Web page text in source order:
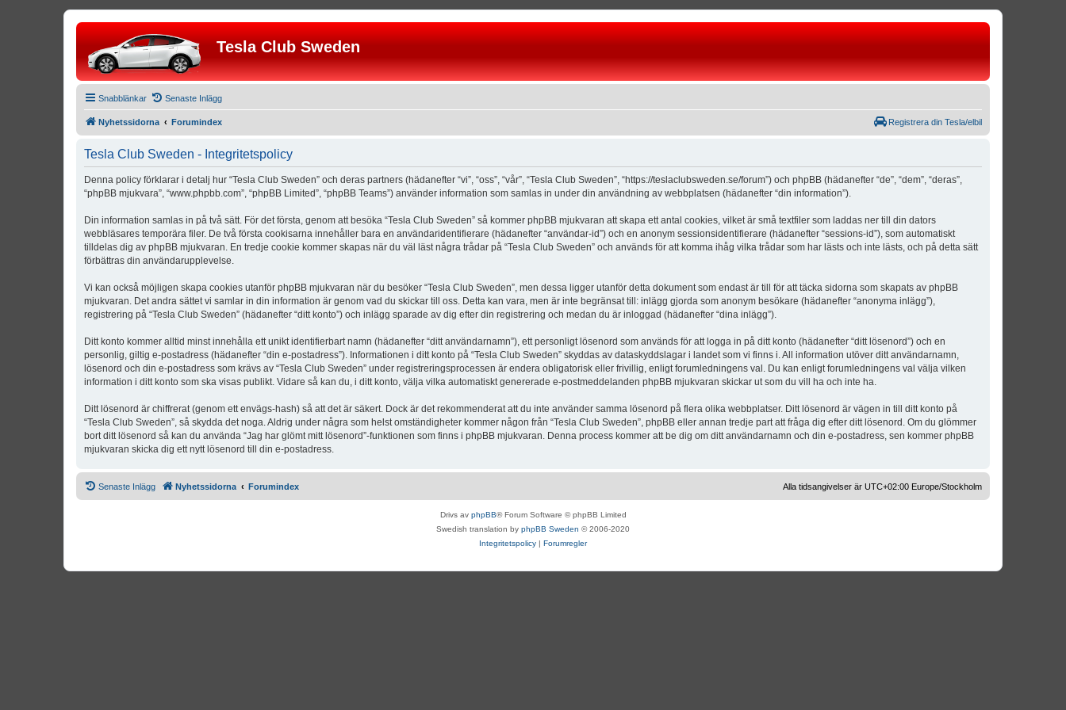
Tesla Club Sweden
Snabblänkar Senaste Inlägg
Nyhetssidorna Forumindex Registrera din Tesla/elbil
Tesla Club Sweden - Integritetspolicy
Denna policy förklarar i detalj hur “Tesla Club Sweden” och deras partners (hädanefter “vi”, “oss”, “vår”, “Tesla Club Sweden”, “https://teslaclubsweden.se/forum”) och phpBB (hädanefter “de”, “dem”, “deras”,
“phpBB mjukvara”, “www.phpbb.com”, “phpBB Limited”, “phpBB Teams”) använder information som samlas in under din användning av webbplatsen (hädanefter “din information”).
Din information samlas in på två sätt. För det första, genom att besöka “Tesla Club Sweden” så kommer phpBB mjukvaran att skapa ett antal cookies, vilket är små textfiler som laddas ner till din dators
webbläsares temporära filer. De två första cookisarna innehåller bara en användaridentifierare (hädanefter “användar-id”) och en anonym sessionsidentifierare (hädanefter “sessions-id”), som automatiskt
tilldelas dig av phpBB mjukvaran. En tredje cookie kommer skapas när du väl läst några trådar på “Tesla Club Sweden” och används för att komma ihåg vilka trådar som har lästs och inte lästs, och på detta sätt
förbättras din användarupplevelse.
Vi kan också möjligen skapa cookies utanför phpBB mjukvaran när du besöker “Tesla Club Sweden”, men dessa ligger utanför detta dokument som endast är till för att täcka sidorna som skapats av phpBB
mjukvaran. Det andra sättet vi samlar in din information är genom vad du skickar till oss. Detta kan vara, men är inte begränsat till: inlägg gjorda som anonym besökare (hädanefter “anonyma inlägg”),
registrering på “Tesla Club Sweden” (hädanefter “ditt konto”) och inlägg sparade av dig efter din registrering och medan du är inloggad (hädanefter “dina inlägg”).
Ditt konto kommer alltid minst innehålla ett unikt identifierbart namn (hädanefter “ditt användarnamn”), ett personligt lösenord som används för att logga in på ditt konto (hädanefter “ditt lösenord”) och en
personlig, giltig e-postadress (hädanefter “din e-postadress”). Informationen i ditt konto på “Tesla Club Sweden” skyddas av dataskyddslagar i landet som vi finns i. All information utöver ditt användarnamn,
lösenord och din e-postadress som krävs av “Tesla Club Sweden” under registreringsprocessen är endera obligatorisk eller frivillig, enligt forumledningens val. Du kan enligt forumledningens val välja vilken
information i ditt konto som ska visas publikt. Vidare så kan du, i ditt konto, välja vilka automatiskt genererade e-postmeddelanden phpBB mjukvaran skickar ut som du vill ha och inte ha.
Ditt lösenord är chiffrerat (genom ett envägs-hash) så att det är säkert. Dock är det rekommenderat att du inte använder samma lösenord på flera olika webbplatser. Ditt lösenord är vägen in till ditt konto på
“Tesla Club Sweden”, så skydda det noga. Aldrig under några som helst omständigheter kommer någon från “Tesla Club Sweden”, phpBB eller annan tredje part att fråga dig efter ditt lösenord. Om du glömmer
bort ditt lösenord så kan du använda “Jag har glömt mitt lösenord”-funktionen som finns i phpBB mjukvaran. Denna process kommer att be dig om ditt användarnamn och din e-postadress, sen kommer phpBB
mjukvaran skicka dig ett nytt lösenord till din e-postadress.
Senaste Inlägg Nyhetssidorna Forumindex Alla tidsangivelser är UTC+02:00 Europe/Stockholm
Drivs av phpBB® Forum Software © phpBB Limited
Swedish translation by phpBB Sweden © 2006-2020
Integritetspolicy | Forumregler